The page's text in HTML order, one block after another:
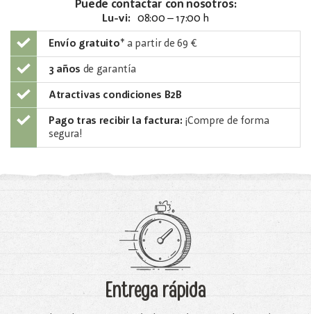
Puede contactar con nosotros:
Lu-vi: 08:00 – 17:00 h
Envío gratuito* a partir de 69 €
3 años de garantía
Atractivas condiciones B2B
Pago tras recibir la factura: ¡Compre de forma
segura!
Entrega rápida